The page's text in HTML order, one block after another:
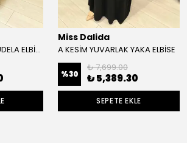
KAPŞONU KÜRKLÜ TUDELA ELBİSE
Miss Dalida
A KESİM YUVARLAK YAKA ELBİSE
%30
₺ 7,699.00
₺ 5,389.30
SEPETE EKLE